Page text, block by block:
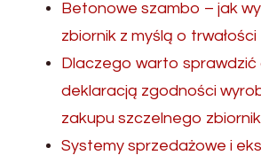
Betonowe szambo – jak
zbiornik z myślą o trwałości
Dlaczego warto sprawdzić
deklaracją zgodności
zakupu szczelnego
Systemy sprzedażowe i